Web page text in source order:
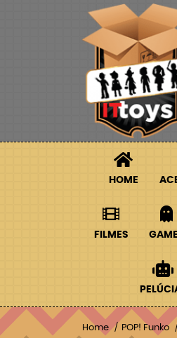
HOME
FILMES
Home POP! Funko